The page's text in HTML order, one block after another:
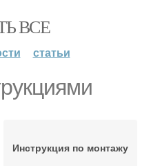
ВСЕ
статьи
Инструкция по монтажу